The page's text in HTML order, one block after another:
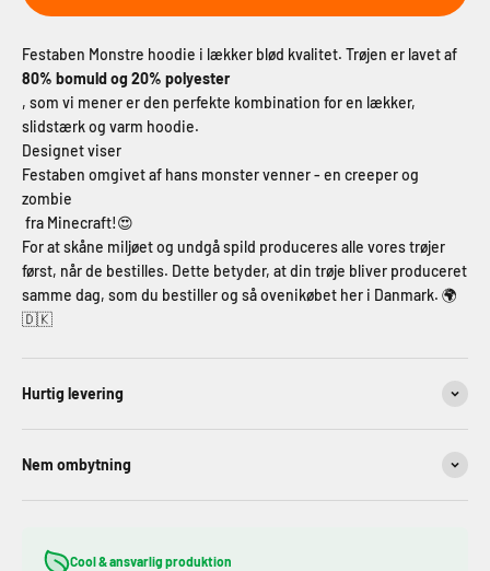
Festaben Monstre hoodie i lækker blød kvalitet. Trøjen er lavet af
80% bomuld og 20% polyester
, som vi mener er den perfekte kombination for en lækker,
slidstærk og varm hoodie.
Designet viser
Festaben omgivet af hans monster venner - en creeper og
zombie
fra Minecraft!😍
For at skåne miljøet og undgå spild produceres alle vores trøjer
først, når de bestilles. Dette betyder, at din trøje bliver produceret
samme dag, som du bestiller og så ovenikøbet her i Danmark. 🌍
🇩🇰
Hurtig levering
Nem ombytning
Cool & ansvarlig produktion